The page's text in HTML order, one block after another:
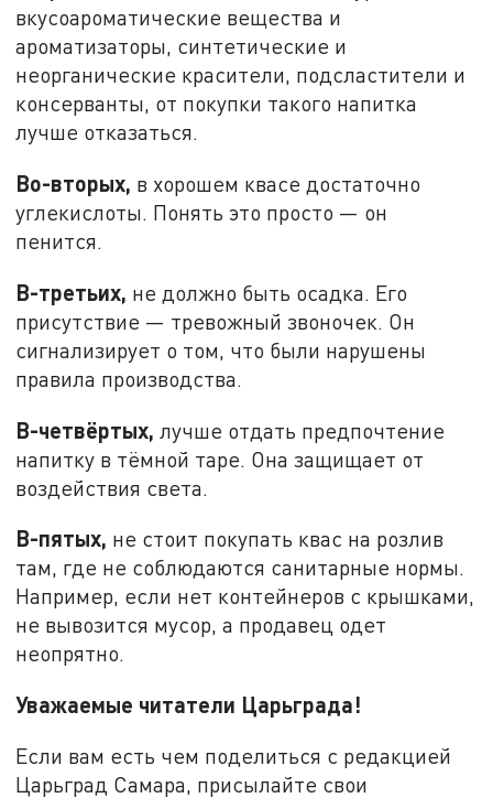
вкусоароматические вещества и
ароматизаторы, синтетические и
неорганические красители, подсластители и
консерванты, от покупки такого напитка
лучше отказаться.
Во-вторых, в хорошем квасе достаточно
углекислоты. Понять это просто — он
пенится.
В-третьих, не должно быть осадка. Его
присутствие — тревожный звоночек. Он
сигнализирует о том, что были нарушены
правила производства.
В-четвёртых, лучше отдать предпочтение
напитку в тёмной таре. Она защищает от
воздействия света.
В-пятых, не стоит покупать квас на розлив
там, где не соблюдаются санитарные нормы.
Например, если нет контейнеров с крышками,
не вывозится мусор, а продавец одет
неопрятно.
Уважаемые читатели Царьграда!
Если вам есть чем поделиться с редакцией
Царьград Самара, присылайте свои